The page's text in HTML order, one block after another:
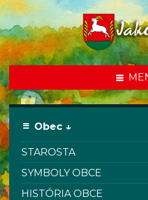
Obec ↓
STAROSTA
SYMBOLY OBCE
HISTÓRIA OBCE